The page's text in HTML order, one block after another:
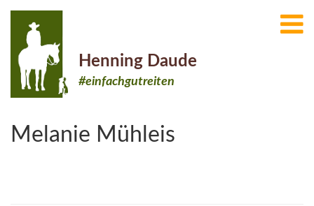
Henning Daude
#einfachgutreiten
Melanie Mühleis